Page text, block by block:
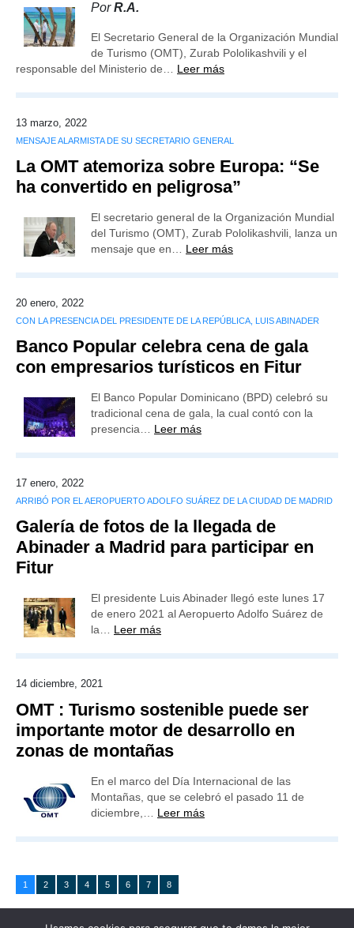
PorR.A.
El Secretario General de la Organización Mundial
de Turismo (OMT), Zurab Pololikashvili y el
responsable del Ministerio de… Leer más
13 marzo, 2022
MENSAJE ALARMISTA DE SU SECRETARIO GENERAL
La OMT atemoriza sobre Europa: “Se
ha convertido en peligrosa”
El secretario general de la Organización Mundial
del Turismo (OMT), Zurab Pololikashvili, lanza un
mensaje que en… Leer más
20 enero, 2022
CON LA PRESENCIA DEL PRESIDENTE DE LA REPÚBLICA, LUIS ABINADER
Banco Popular celebra cena de gala
con empresarios turísticos en Fitur
El Banco Popular Dominicano (BPD) celebró su
tradicional cena de gala, la cual contó con la
presencia… Leer más
17 enero, 2022
ARRIBÓ POR EL AEROPUERTO ADOLFO SUÁREZ DE LA CIUDAD DE MADRID
Galería de fotos de la llegada de
Abinader a Madrid para participar en
Fitur
El presidente Luis Abinader llegó este lunes 17
de enero 2021 al Aeropuerto Adolfo Suárez de
la… Leer más
14 diciembre, 2021
OMT : Turismo sostenible puede ser
importante motor de desarrollo en
zonas de montañas
En el marco del Día Internacional de las
Montañas, que se celebró el pasado 11 de
diciembre,… Leer más
1 2 3 4 5 6 7 8